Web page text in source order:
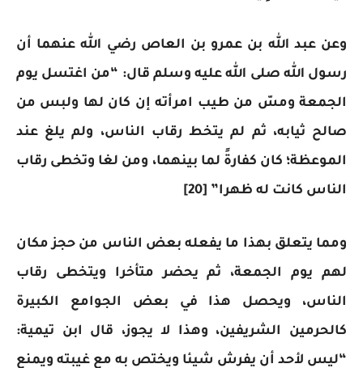
وعن عبد الله بن عمرو بن العاص رضي الله عنهما أن
رسول الله صلى الله عليه وسلم قال: “من اغتسل يوم
الجمعة ومسّ من طيب امرأته إن كان لها ولبس من
صالح ثيابه، ثم لم يتخط رقاب الناس، ولم يلغ عند
الموعظة؛ كان كفارةً لما بينهما، ومن لغا وتخطى رقاب
الناس كانت له ظهرا” [20]
ومما يتعلق بهذا ما يفعله بعض الناس من حجز مكان
لهم يوم الجمعة، ثم يحضر متأخرا ويتخطى رقاب
الناس، ويحصل هذا في بعض الجوامع الكبيرة
كالحرمين الشريفين، وهذا لا يجوز، قال ابن تيمية:
“ليس لأحد أن يفرش شيئا ويختص به مع غيبته ويمنع